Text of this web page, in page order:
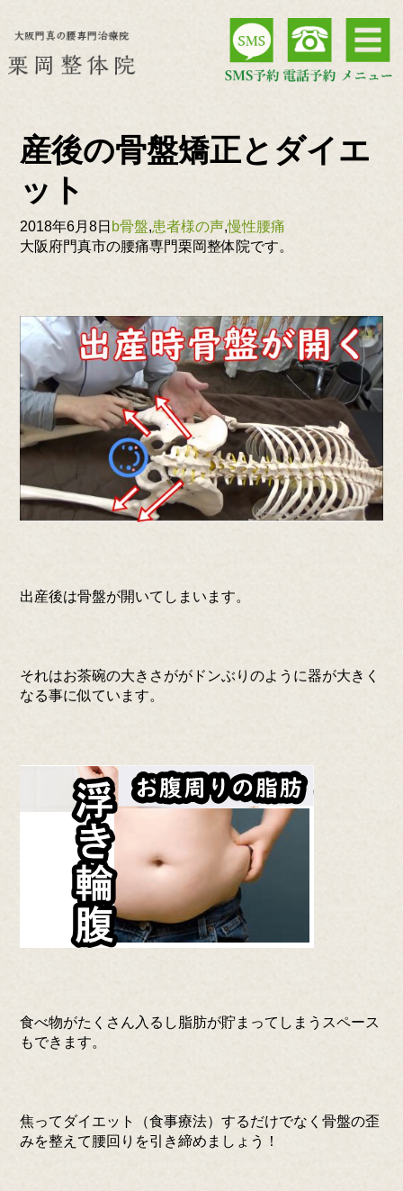
産後の骨盤矯正とダイエ
ット
2018年6月8日 b骨盤,患者様の声,慢性腰痛
大阪府門真市の腰痛専門栗岡整体院です。
出産後は骨盤が開いてしまいます。
それはお茶碗の大きさががドンぶりのように器が大きく
なる事に似ています。
食べ物がたくさん入るし脂肪が貯まってしまうスペース
もできます。
焦ってダイエット（食事療法）するだけでなく骨盤の歪
みを整えて腰回りを引き締めましょう！